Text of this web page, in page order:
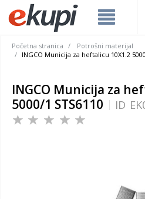
Početna stranica
Potrošni materijal
INGCO Municija za heftalicu 10X1.2
INGCO Municija za
5000/1 STS6110
ID